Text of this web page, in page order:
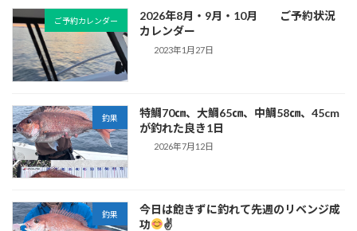
ご予約カレンダー
2026年8月・9月・10月 ご予約状況
カレンダー
2023年1月27日
釣果
特鯛70㎝、大鯛65㎝、中鯛58㎝、45cm
が釣れた良き1日
2026年7月12日
釣果
今日は飽きずに釣れて先週のリベンジ成
功
✌